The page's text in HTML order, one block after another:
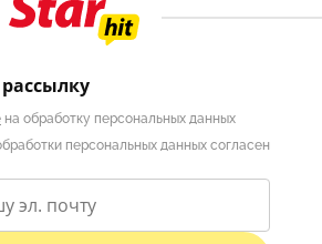
на обработку персональных данных
персональных данных согласен